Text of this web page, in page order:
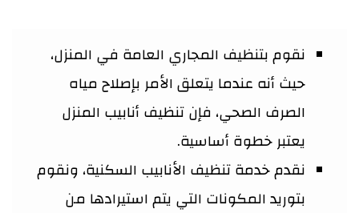
نقوم بتنظيف المجاري العامة في المنزل،
حيث أنه عندما يتعلق الأمر بإصلاح مياه
الصرف الصحي، فإن تنظيف أنابيب المنزل
يعتبر خطوة أساسية.
نقدم خدمة تنظيف الأنابيب السكنية، ونقوم
بتوريد المكونات التي يتم استيرادها من